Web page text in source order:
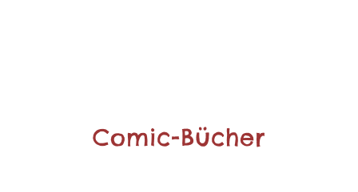
Comic-Bücher